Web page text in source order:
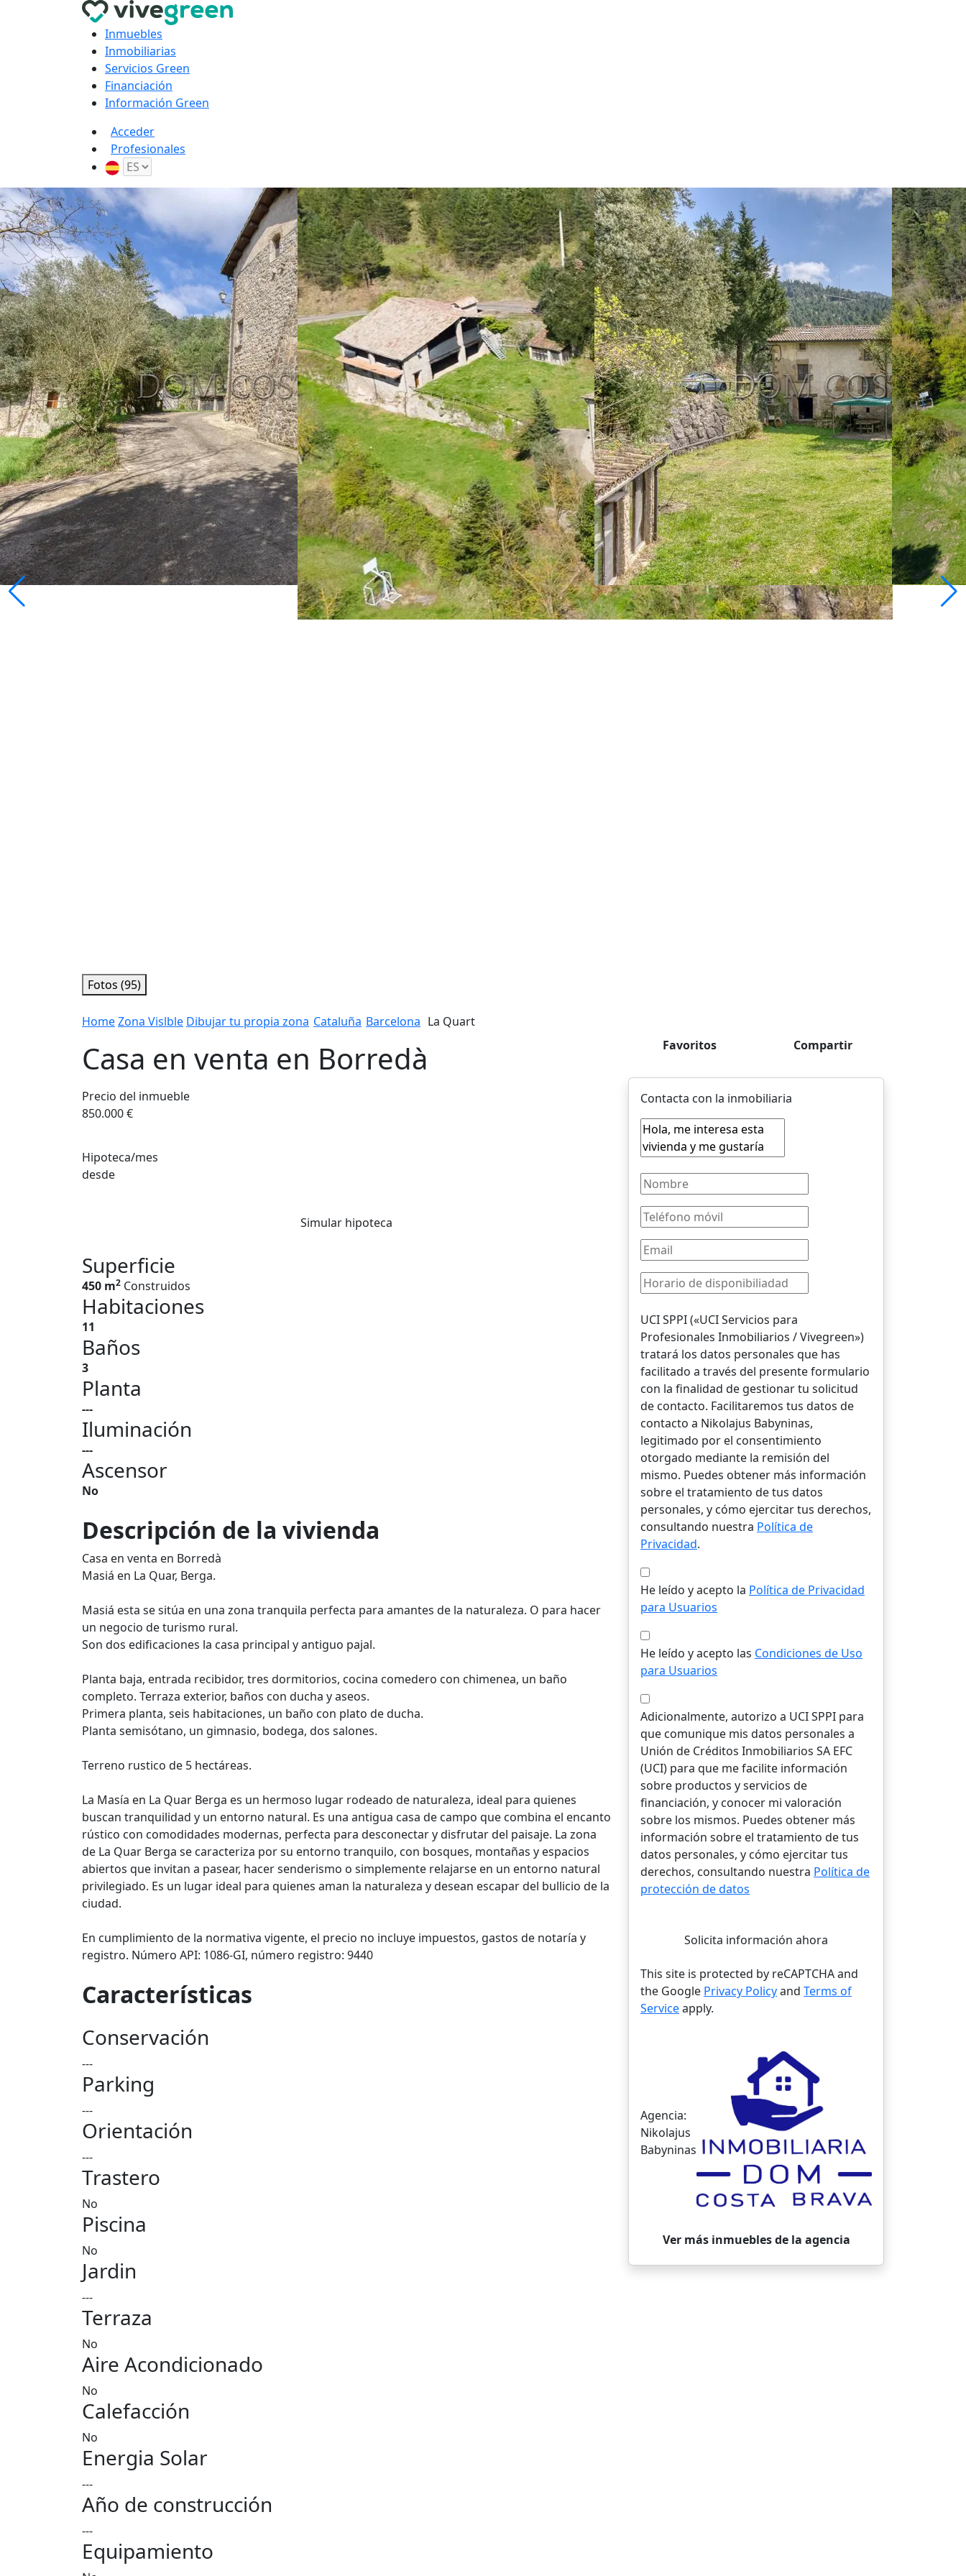
Inmuebles
Inmobiliarias
Servicios Green
Financiación
Información Green
Acceder
Profesionales
Fotos (95)
HomeZona Vislble Dibujar tu propia zona Cataluña Barcelona La Quart
Casa en venta en Borredà
Precio del inmueble
850.000 €
Hipoteca/mes
desde
Simular hipoteca
Superficie
450 m2 Construidos
Habitaciones
11
Baños
3
Planta
---
Iluminación
---
Ascensor
No
Descripción de la vivienda
Casa en venta en Borredà
Masiá en La Quar, Berga.
Masiá esta se sitúa en una zona tranquila perfecta para amantes de la naturaleza. O para hacer
un negocio de turismo rural.
Son dos edificaciones la casa principal y antiguo pajal.
Planta baja, entrada recibidor, tres dormitorios, cocina comedero con chimenea, un baño
completo. Terraza exterior, baños con ducha y aseos.
Primera planta, seis habitaciones, un baño con plato de ducha.
Planta semisótano, un gimnasio, bodega, dos salones.
Terreno rustico de 5 hectáreas.
La Masía en La Quar Berga es un hermoso lugar rodeado de naturaleza, ideal para quienes
buscan tranquilidad y un entorno natural. Es una antigua casa de campo que combina el encanto
rústico con comodidades modernas, perfecta para desconectar y disfrutar del paisaje. La zona
de La Quar Berga se caracteriza por su entorno tranquilo, con bosques, montañas y espacios
abiertos que invitan a pasear, hacer senderismo o simplemente relajarse en un entorno natural
privilegiado. Es un lugar ideal para quienes aman la naturaleza y desean escapar del bullicio de la
ciudad.
En cumplimiento de la normativa vigente, el precio no incluye impuestos, gastos de notaría y
registro. Número API: 1086-GI, número registro: 9440
Características
Conservación
---
Parking
---
Orientación
---
Trastero
No
Piscina
No
Jardin
---
Terraza
No
Aire Acondicionado
No
Calefacción
No
Energia Solar
---
Año de construcción
---
Equipamiento
Favoritos Compartir
Contacta con la inmobiliaria
UCI SPPI («UCI Servicios para
Profesionales Inmobiliarios / Vivegreen»)
tratará los datos personales que has
facilitado a través del presente formulario
con la finalidad de gestionar tu solicitud
de contacto. Facilitaremos tus datos de
contacto a Nikolajus Babyninas,
legitimado por el consentimiento
otorgado mediante la remisión del
mismo. Puedes obtener más información
sobre el tratamiento de tus datos
personales, y cómo ejercitar tus derechos,
consultando nuestra Política de
Privacidad.
He leído y acepto la Política de Privacidad
para Usuarios
He leído y acepto las Condiciones de Uso
para Usuarios
Adicionalmente, autorizo a UCI SPPI para
que comunique mis datos personales a
Unión de Créditos Inmobiliarios SA EFC
(UCI) para que me facilite información
sobre productos y servicios de
financiación, y conocer mi valoración
sobre los mismos. Puedes obtener más
información sobre el tratamiento de tus
datos personales, y cómo ejercitar tus
derechos, consultando nuestra Política de
protección de datos
Solicita información ahora
This site is protected by reCAPTCHA and
the Google Privacy Policyand Terms of
Serviceapply.
Agencia:
Nikolajus
Babyninas
Ver más inmuebles de la agencia